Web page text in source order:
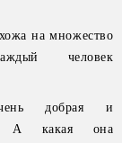
на множество
человек
добрая и
А какая она